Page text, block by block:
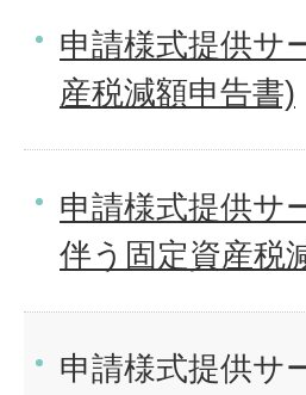
申請様式提供サ
産税減額申告書)
申請様式提供サ
伴う固定資産税
申請様式提供サ